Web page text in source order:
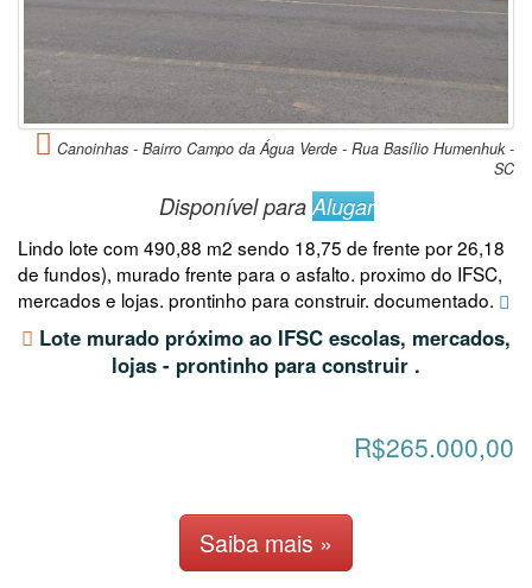
Canoinhas - Bairro Campo da Água Verde - Rua Basílio Humenhuk -
SC
Disponível para Alugar
Lindo lote com 490,88 m2 sendo 18,75 de frente por 26,18
de fundos), murado frente para o asfalto. proximo do IFSC,
mercados e lojas. prontinho para construir. documentado.
Lote murado próximo ao IFSC escolas, mercados,
lojas - prontinho para construir .
R$265.000,00
Saiba mais »